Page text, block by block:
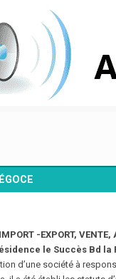
-EXPORT,
le Succès Bd
d’une société à